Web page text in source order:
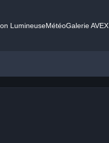
LumineuseMétéoGalerie AVEX